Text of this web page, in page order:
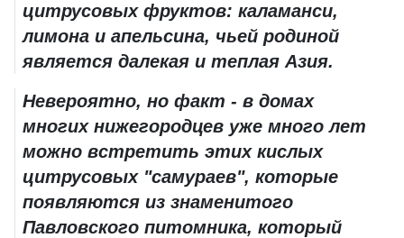
цитрусовых фруктов: каламанси,
лимона и апельсина, чьей родиной
является далекая и теплая Азия.
Невероятно, но факт - в домах
многих нижегородцев уже много лет
можно встретить этих кислых
цитрусовых "самураев", которые
появляются из знаменитого
Павловского питомника, который